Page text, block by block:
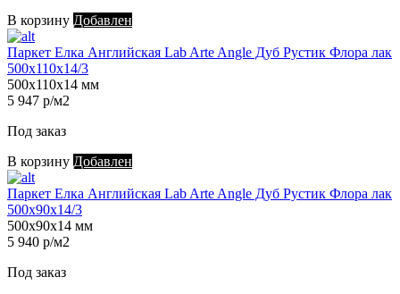
В корзину Добавлен
Паркет Елка Английская Lab Arte Angle Дуб Рустик Флора лак
500х110х14/3
500х110х14 мм
5 947 р/м2
Под заказ
В корзину Добавлен
Паркет Елка Английская Lab Arte Angle Дуб Рустик Флора лак
500х90х14/3
500х90х14 мм
5 940 р/м2
Под заказ